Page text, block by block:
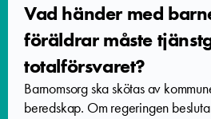
Vad händer med
föräldrar måste
totalförsvaret?
Barnomsorg ska skötas av
beredskap. Om regeringen